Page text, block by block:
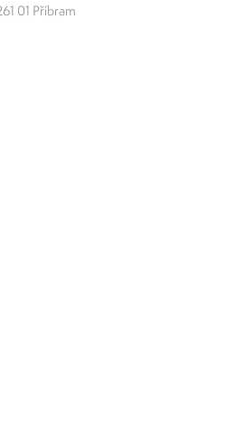
01 Příbram